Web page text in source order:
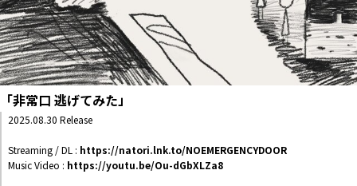
「非常口 逃げてみた」
2025.08.30 Release
Streaming / DL : https://natori.lnk.to/NOEMERGENCYDOOR
Music Video : https://youtu.be/Ou-dGbXLZa8